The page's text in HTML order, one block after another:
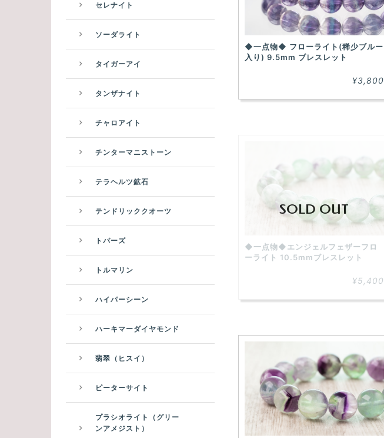
◆一点物◆ フローライト(稀少ブルー
入り) 9.5mm ブレスレット
¥3,800
SOLD OUT
◆一点物◆エンジェルフェザーフロ
ーライト 10.5mmブレスレット
¥5,400
セレナイト
ソーダライト
タイガーアイ
タンザナイト
チャロアイト
チンターマニストーン
テラヘルツ鉱石
テンドリッククオーツ
トパーズ
トルマリン
ハイパーシーン
ハーキマーダイヤモンド
翡翠（ヒスイ）
ピーターサイト
プラシオライト（グリー
ンアメジスト）